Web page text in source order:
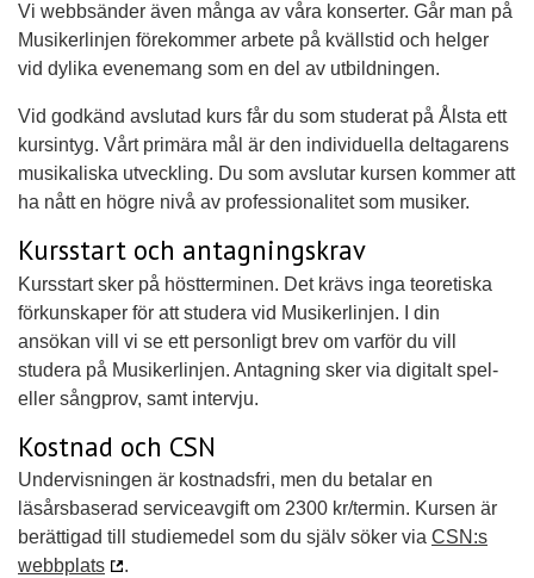
Vi webbsänder även många av våra konserter. Går man på
Musikerlinjen förekommer arbete på kvällstid och helger
vid dylika evenemang som en del av utbildningen.
Vid godkänd avslutad kurs får du som studerat på Ålsta ett
kursintyg. Vårt primära mål är den individuella deltagarens
musikaliska utveckling. Du som avslutar kursen kommer att
ha nått en högre nivå av professionalitet som musiker.
Kursstart och antagningskrav
Kursstart sker på höstterminen. Det krävs inga teoretiska
förkunskaper för att studera vid Musikerlinjen. I din
ansökan vill vi se ett personligt brev om varför du vill
studera på Musikerlinjen. Antagning sker via digitalt spel-
eller sångprov, samt intervju.
Kostnad och CSN
Undervisningen är kostnadsfri, men du betalar en
läsårsbaserad serviceavgift om 2300 kr/termin. Kursen är
berättigad till studiemedel som du själv söker via CSN:s
webbplats
.